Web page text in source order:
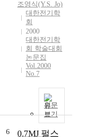
조영식(Y.S. Jo)
대한전기학
회
2000
대한전기학
회 학술대회
논문집
Vol.2000
No.7
원문
보기
6
0.7MJ 펄스